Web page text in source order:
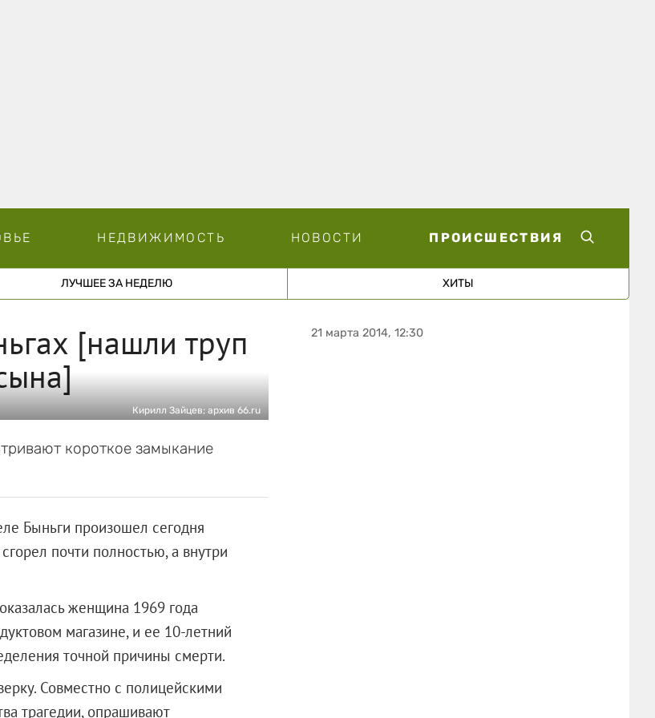
НЕДВИЖИМОСТЬ НОВОСТИ ПРОИСШЕСТВИЯ
ЛУЧШЕЕ ЗА НЕДЕЛЮ ХИТЫ
[нашли труп
Кирилл Зайцев; архив 66.ru
короткое замыкание
Быньги произошел сегодня
почти полностью, а внутри
женщина 1969 года
магазине, и ее 10-летний
точной причины смерти.
Совместно с полицейскими
трагедии, опрашивают
21 марта 2014, 12:30